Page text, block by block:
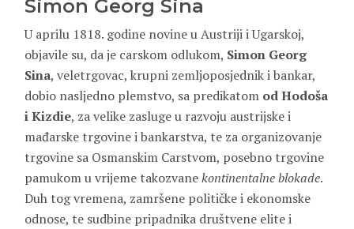
Simon Georg Sina
U aprilu 1818. godine novine u Austriji i Ugarskoj,
objavile su, da je carskom odlukom, Simon Georg
Sina, veletrgovac, krupni zemljoposjednik i bankar,
dobio nasljedno plemstvo, sa predikatom od Hodoša
i Kizdie, za velike zasluge u razvoju austrijske i
mađarske trgovine i bankarstva, te za organizovanje
trgovine sa Osmanskim Carstvom, posebno trgovine
pamukom u vrijeme takozvanekontinentalne blokade.
Duh tog vremena, zamršene političke i ekonomske
odnose, te sudbine pripadnika društvene elite i